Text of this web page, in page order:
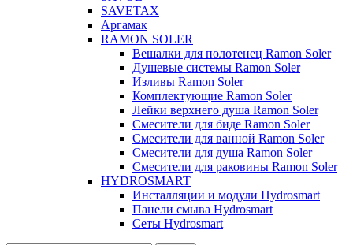
SAVETAX
Аргамак
RAMON SOLER
Вешалки для полотенец Ramon Soler
Душевые системы Ramon Soler
Изливы Ramon Soler
Комплектующие Ramon Soler
Лейки верхнего душа Ramon Soler
Смесители для биде Ramon Soler
Смесители для ванной Ramon Soler
Смесители для душа Ramon Soler
Смесители для раковины Ramon Soler
HYDROSMART
Инсталляции и модули Hydrosmart
Панели смыва Hydrosmart
Сеты Hydrosmart